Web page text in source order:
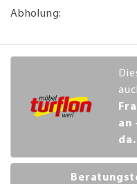
Abholung:
an
da.